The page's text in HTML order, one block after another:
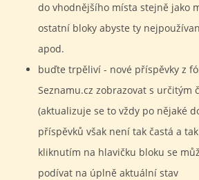
do vhodnějšího místa stejně jako
ostatní bloky abyste ty
apod.
buďte trpěliví - nové příspěvky z
Seznamu.cz zobrazovat s určitým
(aktualizuje se to vždy po nějaké
příspěvků však není tak častá a
kliknutím na hlavičku bloku se
podívat na úplně aktuální stav